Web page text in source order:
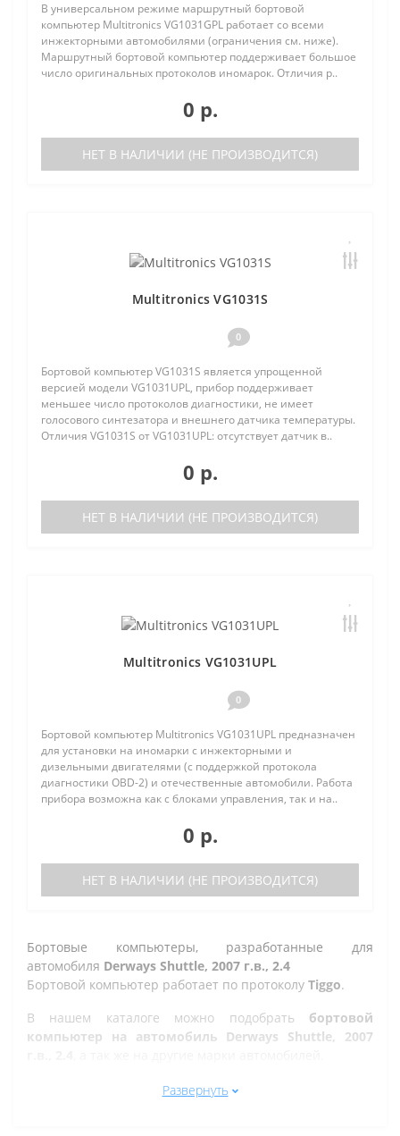
В универсальном режиме маршрутный бортовой
компьютер Multitronics VG1031GPL работает со всеми
инжекторными автомобилями (ограничения см. ниже).
Маршрутный бортовой компьютер поддерживает большое
число оригинальных протоколов иномарок. Отличия р..
0 р.
НЕТ В НАЛИЧИИ (НЕ ПРОИЗВОДИТСЯ)
Multitronics VG1031S
0
Бортовой компьютер VG1031S является упрощенной
версией модели VG1031UPL, прибор поддерживает
меньшее число протоколов диагностики, не имеет
голосового синтезатора и внешнего датчика температуры.
Отличия VG1031S от VG1031UPL: отсутствует датчик в..
0 р.
НЕТ В НАЛИЧИИ (НЕ ПРОИЗВОДИТСЯ)
Multitronics VG1031UPL
0
Бортовой компьютер Multitronics VG1031UPL предназначен
для установки на иномарки с инжекторными и
дизельными двигателями (с поддержкой протокола
диагностики OBD-2) и отечественные автомобили. Работа
прибора возможна как с блоками управления, так и на..
0 р.
НЕТ В НАЛИЧИИ (НЕ ПРОИЗВОДИТСЯ)
Бортовые компьютеры, разработанные для
автомобиля Derways Shuttle, 2007 г.в., 2.4
Бортовой компьютер работает по протоколу Tiggo.
В нашем каталоге можно подобрать бортовой
компьютер на автомобиль Derways Shuttle, 2007
Все рано или поздно в Златоусте сталкиваются с
Развернуть